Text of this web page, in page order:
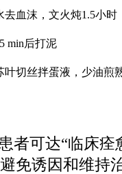
去血沫，文火炖1.5小时
min后打泥
叶切丝拌蛋液，少油煎
者可达“临床痊
免诱因和维持